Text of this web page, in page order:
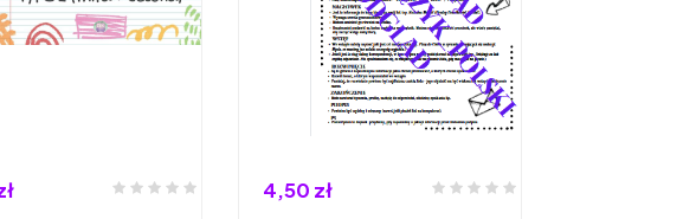
4,50 zł